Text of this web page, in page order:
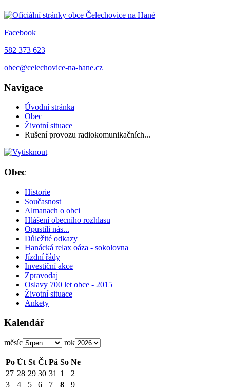
Facebook
582 373 623
obec@celechovice-na-hane.cz
Navigace
Úvodní stránka
Obec
Životní situace
Rušení provozu radiokomunikačních...
Obec
Historie
Současnost
Almanach o obci
Hlášení obecního rozhlasu
Opustili nás...
Důležité odkazy
Hanácká relax oáza - sokolovna
Jízdní řády
Investiční akce
Zpravodaj
Oslavy 700 let obce - 2015
Životní situace
Ankety
Kalendář
měsíc rok
Po Út St Čt Pá So Ne
27 28 29 30 31 1
2
3
4 5 6 7 8
9